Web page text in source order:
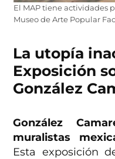
El MAP tiene actividades
Museo de Arte Popular
La utopía
Exposición
González
González
muralistas
Esta exposición